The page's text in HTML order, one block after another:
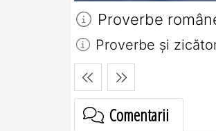
Proverbe
Proverbe și
Comentarii